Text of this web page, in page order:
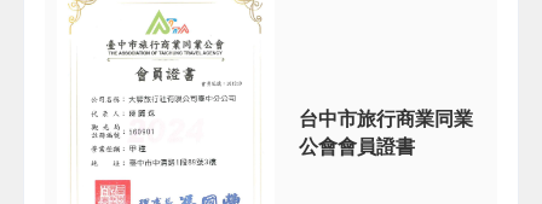
台中市旅行商業同業
公會會員證書